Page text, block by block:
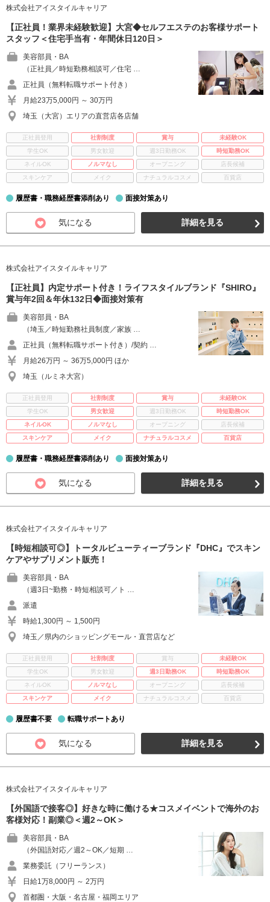
株式会社アイスタイルキャリア
【正社員！業界未経験歓迎】大宮◆セルフエステのお客様サポート
スタッフ＜住宅手当有・年間休日120日＞
美容部員・BA
（正社員／時短勤務相談可／住宅 …
正社員（無料転職サポート付き）
月給23万5,000円 ～ 30万円
埼玉（大宮）エリアの直営店各店舗
正社員登用 社割制度 賞与
未経験OK
学生OK
男女歓迎 週3日勤務OK
時短勤務OK
ネイルOK
ノルマなし オープニング
店長候補
スキンケア
メイク ナチュラルコスメ 百貨店
履歴書・職務経歴書添削あり 面接対策あり
気になる 詳細を見る
株式会社アイスタイルキャリア
【正社員】内定サポート付き！ライフスタイルブランド『SHIRO』
賞与年2回＆年休132日◆面接対策有
美容部員・BA
（埼玉／時短勤務社員制度／家族 …
正社員（無料転職サポート付き）/契約 …
月給26万円 ～ 36万5,000円 ほか
埼玉（ルミネ大宮）
正社員登用 社割制度 賞与
未経験OK
学生OK
男女歓迎 週3日勤務OK
時短勤務OK
ネイルOK
ノルマなし オープニング
店長候補
スキンケア
メイク ナチュラルコスメ 百貨店
履歴書・職務経歴書添削あり 面接対策あり
気になる 詳細を見る
株式会社アイスタイルキャリア
【時短相談可◎】トータルビューティーブランド『DHC』でスキン
ケアやサプリメント販売！
美容部員・BA
（週3日~勤務・時短相談可／ト …
派遣
時給1,300円 ～ 1,500円
埼玉／県内のショッピングモール・直営店など
正社員登用 社割制度 賞与
未経験OK
学生OK
男女歓迎 週3日勤務OK
時短勤務OK
ネイルOK
ノルマなし オープニング
店長候補
スキンケア
メイク ナチュラルコスメ 百貨店
履歴書不要 転職サポートあり
気になる 詳細を見る
株式会社アイスタイルキャリア
【外国語で接客◎】好きな時に働ける★コスメイベントで海外のお
客様対応！副業◎＜週2～OK＞
美容部員・BA
（外国語対応／週2～OK／短期 …
業務委託（フリーランス）
日給1万8,000円 ～ 2万円
首都圏・大阪・名古屋・福岡エリア